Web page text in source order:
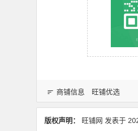
商铺信息 旺铺优选
版权声明： 旺铺网 发表于